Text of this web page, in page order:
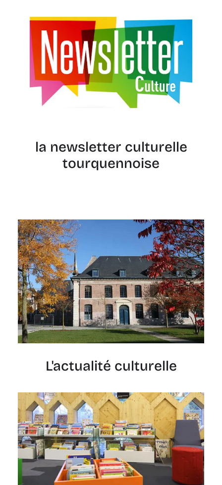
la newsletter culturelle
tourquennoise
L'actualité culturelle